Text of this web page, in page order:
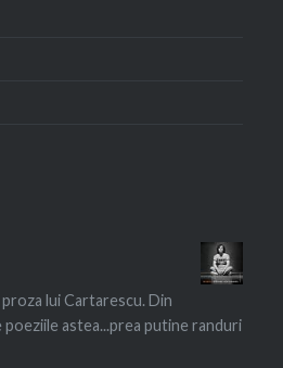
lui Cartarescu. Din
astea...prea putine randuri